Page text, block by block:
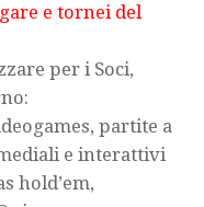
e tornei del
per i Soci,
partite a
e interattivi
hold’em,